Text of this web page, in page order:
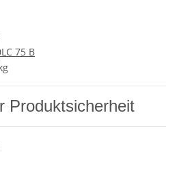
LC 75 B
Produktsicherheit